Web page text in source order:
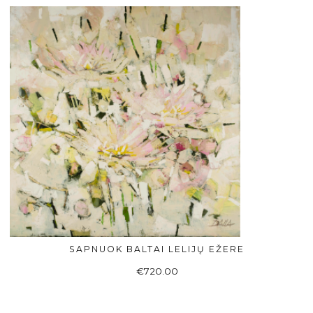
Į KREPŠELĮ
SAPNUOK BALTAI LELIJŲ EŽERE
€720.00